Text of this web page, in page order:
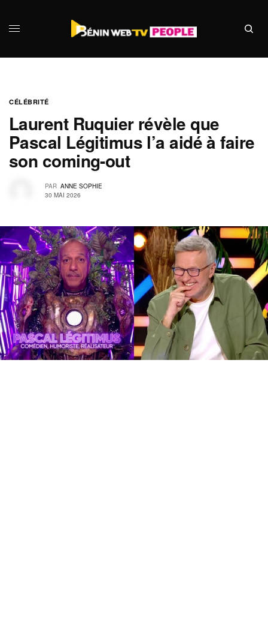
CÉLÉBRITÉ
Laurent Ruquier révèle que
Pascal Légitimus l’a aidé à faire
son coming-out
PAR ANNE SOPHIE
30 MAI 2026